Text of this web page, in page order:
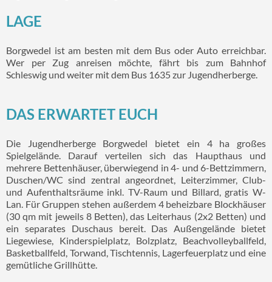
LAGE
Borgwedel ist am besten mit dem Bus oder Auto erreichbar.
Wer per Zug anreisen möchte, fährt bis zum Bahnhof
Schleswig und weiter mit dem Bus 1635 zur Jugendherberge.
DAS ERWARTET EUCH
Die Jugendherberge Borgwedel bietet ein 4 ha großes
Spielgelände. Darauf verteilen sich das Haupthaus und
mehrere Bettenhäuser, überwiegend in 4- und 6-Bettzimmern,
Duschen/WC sind zentral angeordnet, Leiterzimmer, Club-
und Aufenthaltsräume inkl. TV-Raum und Billard, gratis W-
Lan. Für Gruppen stehen außerdem 4 beheizbare Blockhäuser
(30 qm mit jeweils 8 Betten), das Leiterhaus (2x2 Betten) und
ein separates Duschaus bereit. Das Außengelände bietet
Liegewiese, Kinderspielplatz, Bolzplatz, Beachvolleyballfeld,
Basketballfeld, Torwand, Tischtennis, Lagerfeuerplatz und eine
gemütliche Grillhütte.